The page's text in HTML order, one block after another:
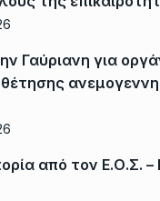
Γαύριανη για
από τον Ε.Ο.Σ. –